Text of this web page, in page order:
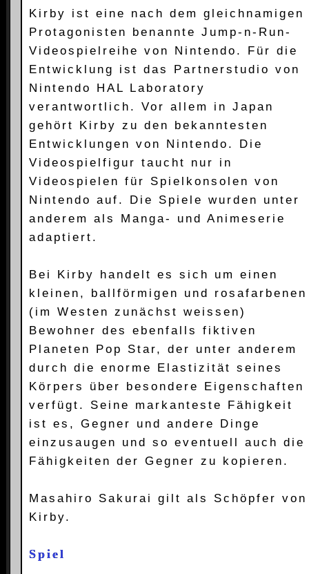
Kirby ist eine nach dem gleichnamigen
Protagonisten benannte Jump-n-Run-
Videospielreihe von Nintendo. Für die
Entwicklung ist das Partnerstudio von
Nintendo HAL Laboratory
verantwortlich. Vor allem in Japan
gehört Kirby zu den bekanntesten
Entwicklungen von Nintendo. Die
Videospielfigur taucht nur in
Videospielen für Spielkonsolen von
Nintendo auf. Die Spiele wurden unter
anderem als Manga- und Animeserie
adaptiert.
Bei Kirby handelt es sich um einen
kleinen, ballförmigen und rosafarbenen
(im Westen zunächst weissen)
Bewohner des ebenfalls fiktiven
Planeten Pop Star, der unter anderem
durch die enorme Elastizität seines
Körpers über besondere Eigenschaften
verfügt. Seine markanteste Fähigkeit
ist es, Gegner und andere Dinge
einzusaugen und so eventuell auch die
Fähigkeiten der Gegner zu kopieren.
Masahiro Sakurai gilt als Schöpfer von
Kirby.
Spiel